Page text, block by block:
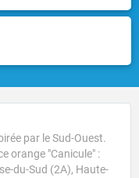
par le Sud-Ouest.
orange "Canicule" :
du-Sud (2A), Haute-